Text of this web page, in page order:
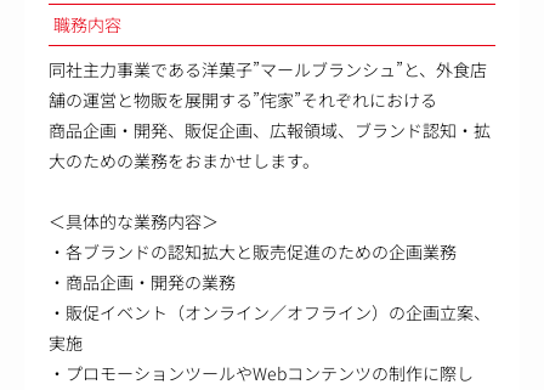
職務内容
同社主力事業である洋菓子”マールブランシュ”と、外食店
舗の運営と物販を展開する”侘家”それぞれにおける
商品企画・開発、販促企画、広報領域、ブランド認知・拡
大のための業務をおまかせします。
＜具体的な業務内容＞
・各ブランドの認知拡大と販売促進のための企画業務
・商品企画・開発の業務
・販促イベント（オンライン／オフライン）の企画立案、
実施
・プロモーションツールやWebコンテンツの制作に際し